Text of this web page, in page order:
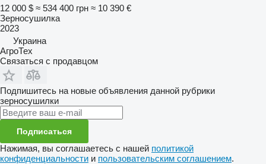
12 000 $ ≈ 534 400 грн ≈ 10 390 €
Зерносушилка
2023
Украина
АгроТех
Связаться с продавцом
Подпишитесь на новые объявления данной рубрики
зерносушилки
Подписаться
Нажимая, вы соглашаетесь с нашей политикой
конфиденциальности и пользовательским соглашением.